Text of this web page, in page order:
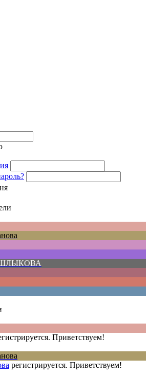
Приветствуем!
регистрируется. Приветствуем!